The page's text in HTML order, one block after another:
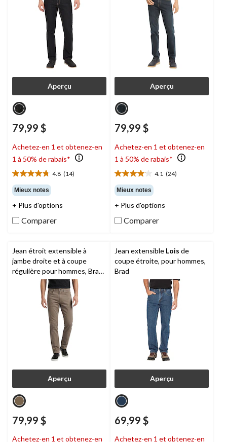
Aperçu
79,99 $
Achetez-en 1 et obtenez-en
1 à 50% de rabais*
4.8 (14)
4.8
étoile(s)
sur
5.
14
évaluations
Mieux notes
+ Plus d'options
Comparer
Aperçu
79,99 $
Achetez-en 1 et obtenez-en
1 à 50% de rabais*
4.1 (24)
4.1
étoile(s)
sur
5.
24
évaluations
Mieux notes
+ Plus d'options
Comparer
Jean étroit extensible à
jambe droite et à coupe
régulière pour hommes, Brad,
Aperçu
79,99 $
Achetez-en 1 et obtenez-en
Jean extensible Lois de
coupe étroite, pour hommes,
Brad
Aperçu
69,99 $
Achetez-en 1 et obtenez-en